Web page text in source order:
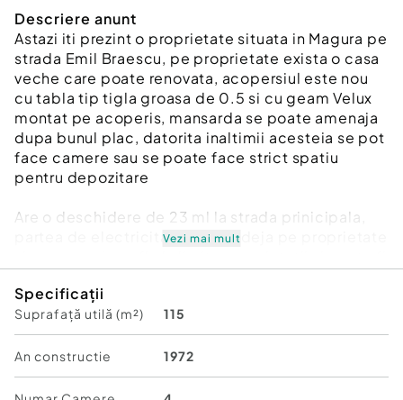
Descriere anunt
Astazi iti prezint o proprietate situata in Magura pe
strada Emil Braescu, pe proprietate exista o casa
veche care poate renovata, acopersiul este nou
cu tabla tip tigla groasa de 0.5 si cu geam Velux
montat pe acoperis, mansarda se poate amenaja
dupa bunul plac, datorita inaltimii acesteia se pot
face camere sau se poate face strict spatiu
pentru depozitare
Are o deschidere de 23 ml la strada prinicipala,
partea de electricitate se afla deja pe proprietate
pe un teren in suprafata de 2326 mp intravilan
drept de jos de la intrare si pana in partea de sus
Daca vrei sa pastrezi casa sau sa o demolezi si sa
construiesti mai sus, oricare dintre variante e
potrivita pentru acel teren, are si o vedere
Vezi mai mult
Specificații
Suprafață utilă (m²) 115
An constructie 1972